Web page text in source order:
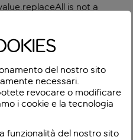
is not a
del nostro sito
necessari.
revocare o modificare
i cookie e la tecnologia
funzionalità del nostro sito